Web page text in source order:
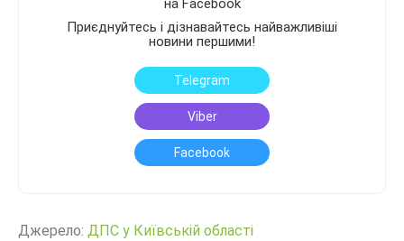
на Facebook
Приєднуйтесь і дізнавайтесь найважливіші
новини першими!
Telegram
Viber
Facebook
Джерело: ДПС у Київській області